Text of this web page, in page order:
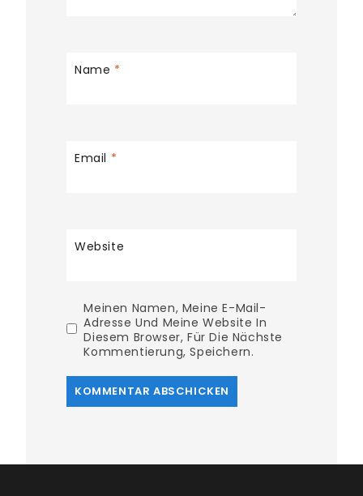
Name *
Email *
Website
Meinen Namen, Meine E-Mail-
Adresse Und Meine Website In
Diesem Browser, Für Die Nächste
Kommentierung, Speichern.